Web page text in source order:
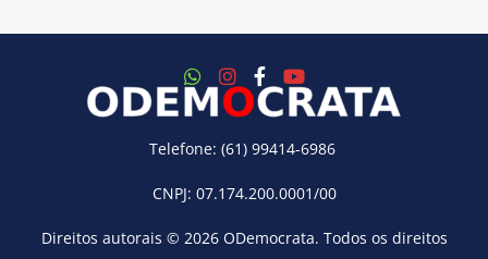
Telefone: (61) 99414-6986
CNPJ: 07.174.200.0001/00
Direitos autorais © 2026 ODemocrata. Todos os direitos